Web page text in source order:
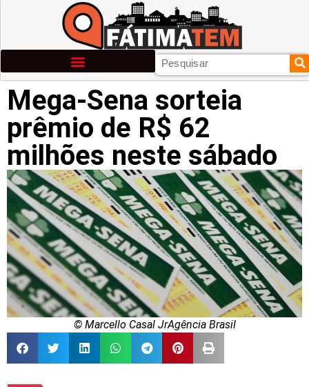
Mega-Sena sorteia
prêmio de R$ 62
milhões neste sábado
© Marcello Casal JrAgência Brasil